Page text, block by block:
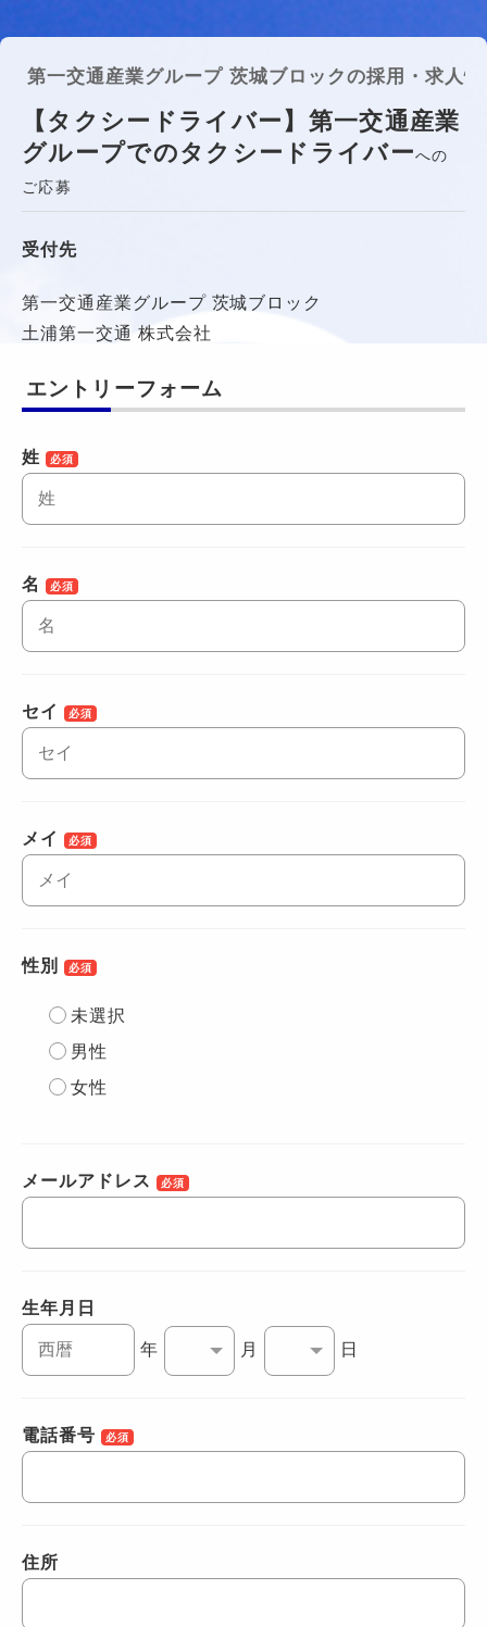
第一交通産業グループ 茨城ブロックの採用・求人
【タクシードライバー】第一交通産業
グループでのタクシードライバーへの
ご応募
受付先
第一交通産業グループ 茨城ブロック
土浦第一交通 株式会社
エントリーフォーム
姓 必須
名 必須
セイ 必須
メイ 必須
性別 必須
未選択
男性
女性
メールアドレス 必須
生年月日
年 月 日
電話番号 必須
住所